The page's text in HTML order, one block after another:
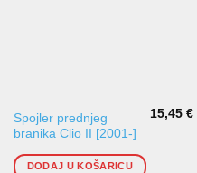
Spojler prednjeg
branika Clio II [2001-]
15,45€
DODAJ U KOŠARICU